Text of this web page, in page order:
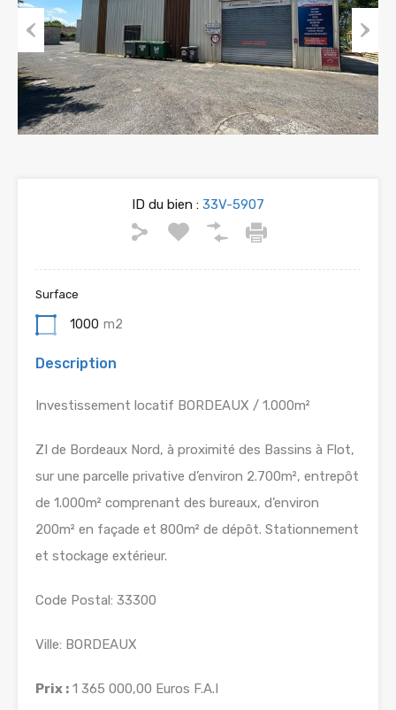
Previous Next
ID du bien : 33V-5907
Surface
1000 m2
Description
Investissement locatif BORDEAUX / 1.000m²
ZI de Bordeaux Nord, à proximité des Bassins à Flot,
sur une parcelle privative d’environ 2.700m², entrepôt
de 1.000m² comprenant des bureaux, d’environ
200m² en façade et 800m² de dépôt. Stationnement
et stockage extérieur.
Code Postal: 33300
Ville: BORDEAUX
Prix : 1 365 000,00 Euros F.A.I